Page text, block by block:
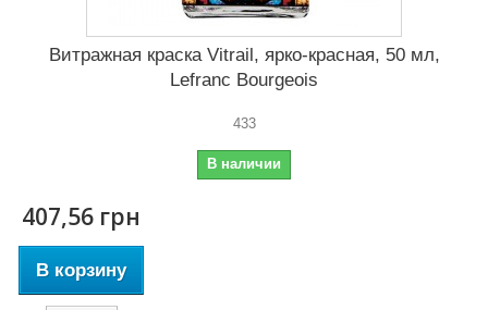
Витражная краска Vitrail, ярко-красная, 50 мл,
Lefranc Bourgeois
433
В наличии
407,56 грн
В корзину